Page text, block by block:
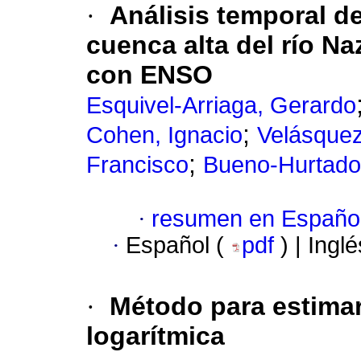
·
Análisis temporal
cuenca alta del río
con ENSO
Esquivel-Arriaga, Gerardo
Cohen, Ignacio;
Francisco; Bueno-
· resumen en
· Español ( pdf ) |
·
Método para
logarítmica